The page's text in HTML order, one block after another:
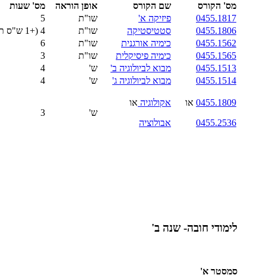
מס' הקורס שם הקורס אופן הוראה
מס' שעות
0455.1817
פיזיקה א' שו"ת
5
0455.1806
סטטיסטיקה שו"ת
4 (+1 ש"ס תרגיל רשות)
0455.1562
כימיה אורגנית שו"ת
6
0455.1565
כימיה פיסיקלית שו"ת
3
0455.1513
מבוא לביולוגיה ב' ש'
4
0455.1514
מבוא לביולוגיה ג' ש' 4
0455.1809 או
0455.2536
אקולוגיה או
אבולוציה
ש' 3
לימודי חובה- שנה ב'
סמסטר א'